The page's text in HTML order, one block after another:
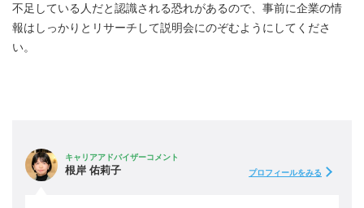
不足している人だと認識される恐れがあるので、事前に企業の情
報はしっかりとリサーチして説明会にのぞむようにしてくださ
い。
キャリアアドバイザーコメント
根岸 佑莉子 プロフィールをみる